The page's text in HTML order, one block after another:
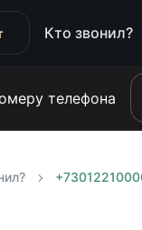
Кто звонил?
телефона